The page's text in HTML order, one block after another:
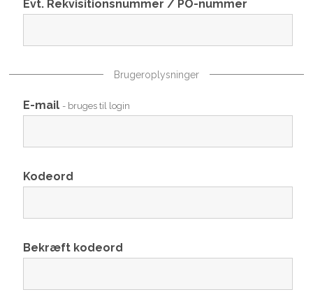
Evt. Rekvisitionsnummer / PO-nummer
Brugeroplysninger
E-mail - bruges til login
Kodeord
Bekræft kodeord